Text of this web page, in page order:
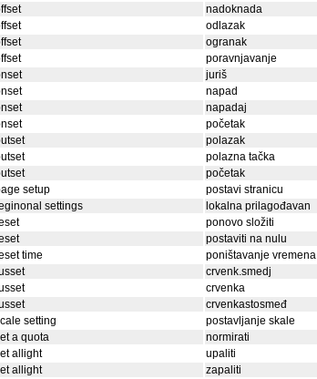
nadoknada
odlazak
ogranak
poravnjavanje
juriš
napad
napadaj
početak
polazak
polazna tačka
početak
setup
postavi stranicu
settings
lokalna prilagođavan
ponovo složiti
postaviti na nulu
time
poništavanje vremena
crvenk.smedj
crvenka
crvenkastosmeđ
setting
postavljanje skale
a quota
normirati
allight
upaliti
allight
zapaliti